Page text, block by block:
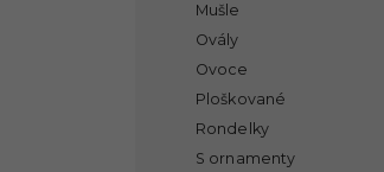
Mušle
Ovály
Ovoce
Ploškované
Rondelky
S ornamenty